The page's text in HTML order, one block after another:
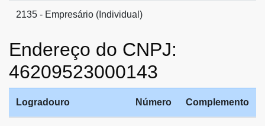
2135 - Empresário (Individual)
Endereço do CNPJ:
46209523000143
Logradouro Número Complemento